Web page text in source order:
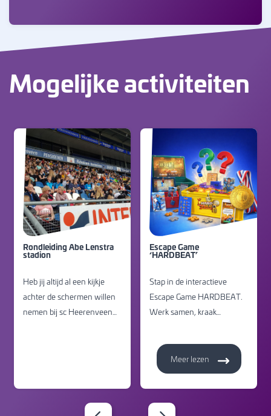
Mogelijke activiteiten
Rondleiding Abe Lenstra
stadion
Heb jij altijd al een kijkje
achter de schermen willen
nemen bij sc Heerenveen…
Escape Game
‘HARDBEAT’
Stap in de interactieve
Escape Game HARDBEAT.
Werk samen, kraak…
Meer lezen